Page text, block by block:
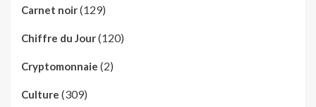
Carnet noir(129)
Chiffre du Jour(120)
Cryptomonnaie (2)
Culture (309)